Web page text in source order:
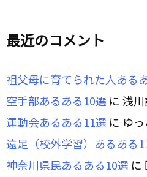
最近のコメント
祖父母に育てられた人ある
空手部あるある10選 に 浅
運動会あるある11選 に ゆっ
遠足（校外学習）あるある
神奈川県民あるある10選 に